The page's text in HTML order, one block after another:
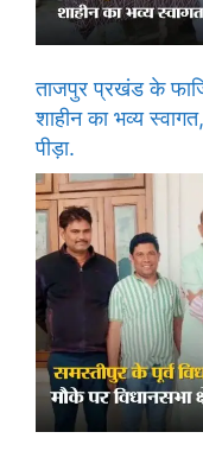
ताजपुर प्रखंड के
शाहीन का भव्य
पीड़ा.